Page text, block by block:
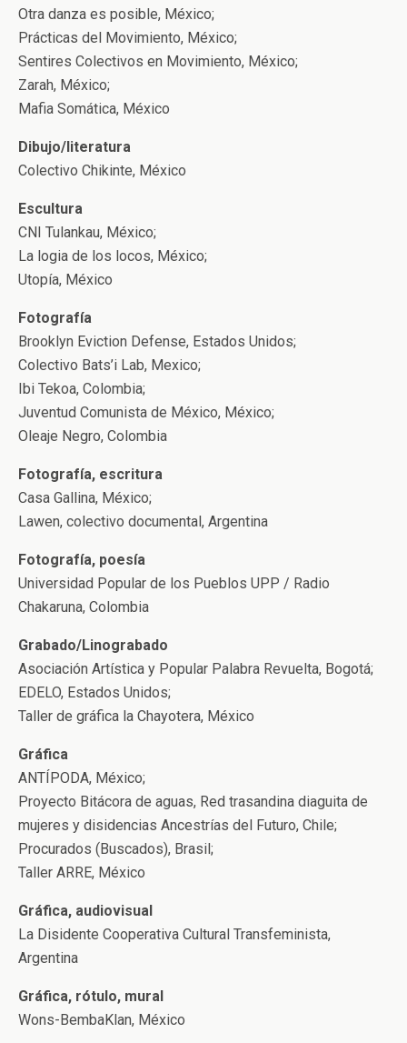
Otra danza es posible, México;
Prácticas del Movimiento, México;
Sentires Colectivos en Movimiento, México;
Zarah, México;
Mafia Somática, México
Dibujo/literatura
Colectivo Chikinte, México
Escultura
CNI Tulankau, México;
La logia de los locos, México;
Utopía, México
Fotografía
Brooklyn Eviction Defense, Estados Unidos;
Colectivo Bats’i Lab, Mexico;
Ibi Tekoa, Colombia;
Juventud Comunista de México, México;
Oleaje Negro, Colombia
Fotografía, escritura
Casa Gallina, México;
Lawen, colectivo documental, Argentina
Fotografía, poesía
Universidad Popular de los Pueblos UPP / Radio
Chakaruna, Colombia
Grabado/Linograbado
Asociación Artística y Popular Palabra Revuelta, Bogotá;
EDELO, Estados Unidos;
Taller de gráfica la Chayotera, México
Gráfica
ANTÍPODA, México;
Proyecto Bitácora de aguas, Red trasandina diaguita de
mujeres y disidencias Ancestrías del Futuro, Chile;
Procurados (Buscados), Brasil;
Taller ARRE, México
Gráfica, audiovisual
La Disidente Cooperativa Cultural Transfeminista,
Argentina
Gráfica, rótulo, mural
Wons-BembaKlan, México